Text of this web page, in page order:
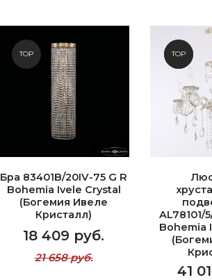
TOP
Бра 83401B/20IV-75 G R
Bohemia Ivele Crystal
(Богемия Ивеле
Кристалл)
18 409 руб.
21 658 руб.
NEW
TOP
AL78101/
Bohemia
41